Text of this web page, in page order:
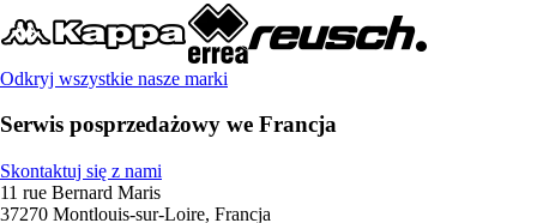
Odkryj wszystkie nasze marki
Serwis posprzedażowy we Francja
Skontaktuj się z nami
11 rue Bernard Maris
37270 Montlouis-sur-Loire, Francja